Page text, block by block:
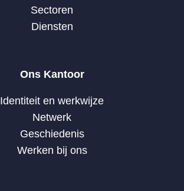
Sectoren
Diensten
Ons Kantoor
Identiteit en werkwijze
Netwerk
Geschiedenis
Werken bij ons